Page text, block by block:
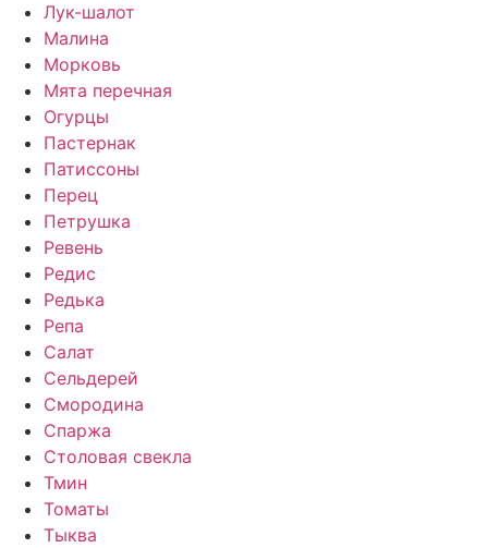
Лук-шалот
Малина
Морковь
Мята перечная
Огурцы
Пастернак
Патиссоны
Перец
Петрушка
Ревень
Редис
Редька
Репа
Салат
Сельдерей
Смородина
Спаржа
Столовая свекла
Тмин
Томаты
Тыква